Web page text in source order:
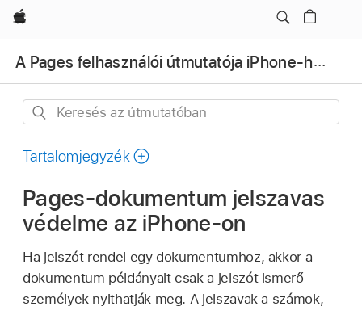
Apple
A Pages felhasználói útmutatója iPhone-hoz
Keresés
útmutatóban
Tartalomjegyzék
Pages-dokumentum jelszavas
védelme az iPhone-on
Ha jelszót rendel egy dokumentumhoz, akkor a
dokumentum példányait csak a jelszót ismerő
személyek nyithatják meg. A jelszavak a számok,